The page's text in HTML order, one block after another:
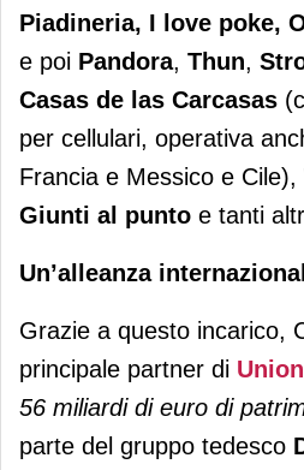
Piadineria, I love poke,
e poi Pandora, Thun,
Casas de las Carcasas
per cellulari, operativa
Francia e Messico e Cile),
Giunti al punto e tanti
Un’alleanza
Grazie a questo incarico,
principale partner di
56 miliardi di euro di
parte del gruppo tedesco